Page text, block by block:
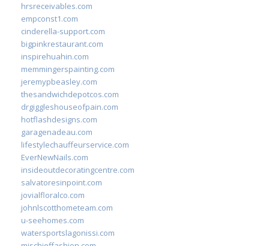
hrsreceivables.com
empconst1.com
cinderella-support.com
bigpinkrestaurant.com
inspirehuahin.com
memmingerspainting.com
jeremypbeasley.com
thesandwichdepotcos.com
drgiggleshouseofpain.com
hotflashdesigns.com
garagenadeau.com
lifestylechauffeurservice.com
EverNewNails.com
insideoutdecoratingcentre.com
salvatoresinpoint.com
jovialfloralco.com
johnlscotthometeam.com
u-seehomes.com
watersportslagonissi.com